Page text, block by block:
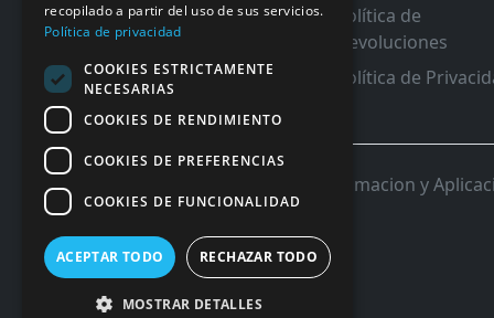
Política de
Devoluciones
Política de
© 2026 InforSystem Programacion y
recopilado a partir del uso de sus servicios.
Política de privacidad
COOKIES ESTRICTAMENTE
NECESARIAS
COOKIES DE RENDIMIENTO
COOKIES DE PREFERENCIAS
COOKIES DE FUNCIONALIDAD
ACEPTAR TODO RECHAZAR TODO
MOSTRAR DETALLES